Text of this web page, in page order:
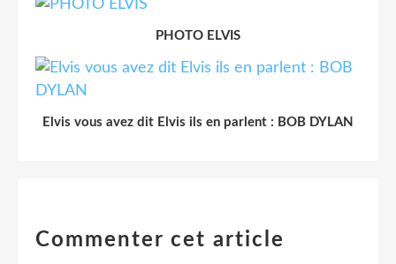
PHOTO ELVIS
Elvis vous avez dit Elvis ils en parlent : BOB DYLAN
Commenter cet article